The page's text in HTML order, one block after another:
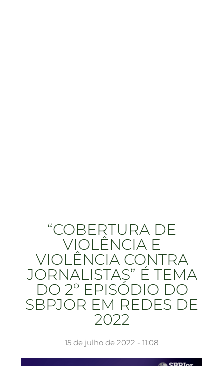
“COBERTURA DE
VIOLÊNCIA E
VIOLÊNCIA CONTRA
JORNALISTAS” É TEMA
DO 2º EPISÓDIO DO
SBPJOR EM REDES DE
2022
15 de julho de 2022 - 11:08